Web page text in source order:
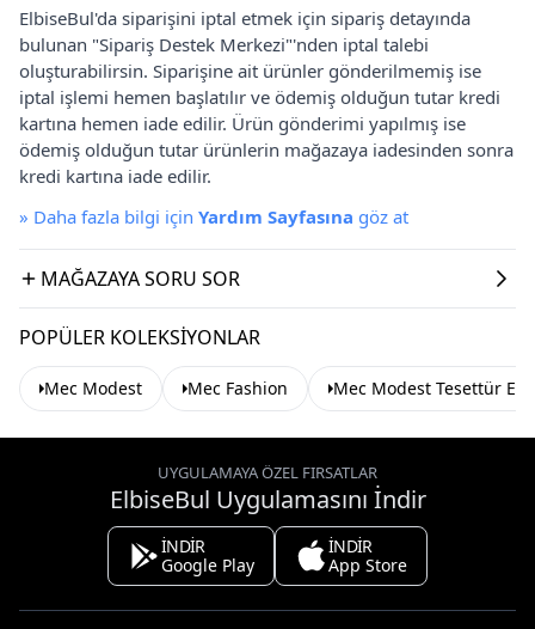
ElbiseBul'da siparişini iptal etmek için sipariş detayında
bulunan "Sipariş Destek Merkezi"'nden iptal talebi
oluşturabilirsin. Siparişine ait ürünler gönderilmemiş ise
iptal işlemi hemen başlatılır ve ödemiş olduğun tutar kredi
kartına hemen iade edilir. Ürün gönderimi yapılmış ise
ödemiş olduğun tutar ürünlerin mağazaya iadesinden sonra
kredi kartına iade edilir.
» Daha fazla bilgi için Yardım Sayfasına göz at
MAĞAZAYA SORU SOR
POPÜLER KOLEKSIYONLAR
Mec Modest Mec Fashion Mec Modest Tesettür
UYGULAMAYA ÖZEL FIRSATLAR
ElbiseBul Uygulamasını İndir
İNDİR
Google Play
İNDİR
App Store